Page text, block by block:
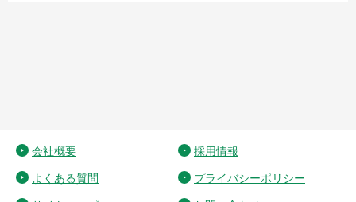
会社概要 採用情報
よくある質問 プライバシーポリシー